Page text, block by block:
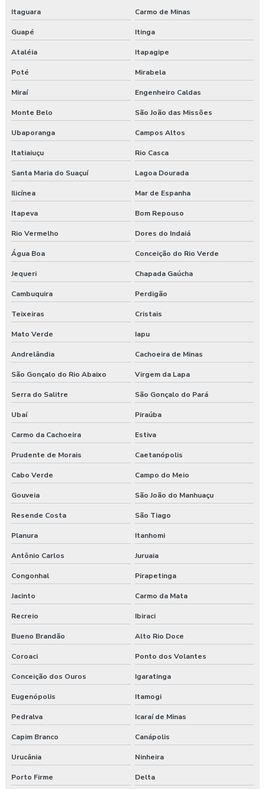
Itaguara Carmo de Minas
Guapé Itinga
Ataléia Itapagipe
Poté Mirabela
Miraí Engenheiro Caldas
Monte Belo São João das Missões
Ubaporanga Campos Altos
Itatiaiuçu Rio Casca
Santa Maria do Suaçuí Lagoa Dourada
Ilicínea Mar de Espanha
Itapeva Bom Repouso
Rio Vermelho Dores do Indaiá
Água Boa Conceição do Rio Verde
Jequeri Chapada Gaúcha
Cambuquira Perdigão
Teixeiras Cristais
Mato Verde Iapu
Andrelândia Cachoeira de Minas
São Gonçalo do Rio Abaixo Virgem da Lapa
Serra do Salitre São Gonçalo do Pará
Ubaí Piraúba
Carmo da Cachoeira Estiva
Prudente de Morais Caetanópolis
Cabo Verde Campo do Meio
Gouveia São João do Manhuaçu
Resende Costa São Tiago
Planura Itanhomi
Antônio Carlos Juruaia
Congonhal Pirapetinga
Jacinto Carmo da Mata
Recreio Ibiraci
Bueno Brandão Alto Rio Doce
Coroaci Ponto dos Volantes
Conceição dos Ouros Igaratinga
Eugenópolis Itamogi
Pedralva Icaraí de Minas
Capim Branco Canápolis
Urucânia Ninheira
Porto Firme Delta